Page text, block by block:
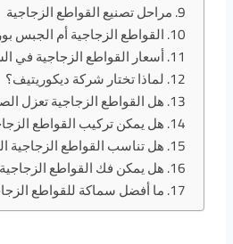
مراحل تصنيع القواطع الزجاجية
القواطع الزجاجية أم الجبس
أسعار القواطع الزجاجية في
لماذا تختار شركة ديكوريتيف؟
هل القواطع الزجاجية تعزل
هل يمكن تركيب القواطع
هل تناسب القواطع الزجاجية
هل يمكن فك القواطع
ما أفضل سماكة للقواطع